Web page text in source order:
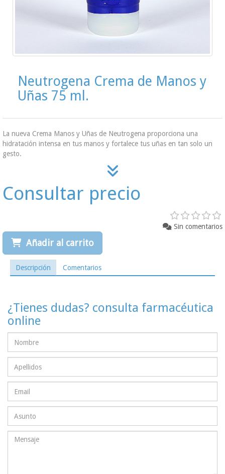
Neutrogena Crema de Manos y
Uñas 75 ml.
La nueva Crema Manos y Uñas de Neutrogena proporciona una
hidratación intensa en tus manos y fortalece tus uñas en tan solo un
gesto.
Consultar precio
Sin comentarios
Añadir al carrito
Descripción Comentarios
¿Tienes dudas? consulta farmacéutica
online